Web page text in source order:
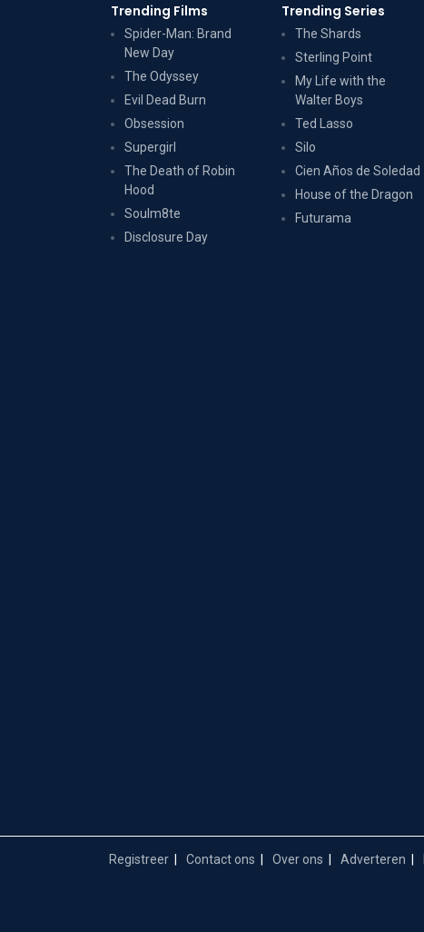
Trending Films
Spider-Man: Brand
New Day
The Odyssey
Evil Dead Burn
Obsession
Supergirl
The Death of Robin
Hood
Soulm8te
Disclosure Day
Trending Series
The Shards
Sterling Point
My Life with the
Walter Boys
Ted Lasso
Silo
Cien Años de Soledad
House of the Dragon
Futurama
Registreer Contact ons Over ons Adverteren